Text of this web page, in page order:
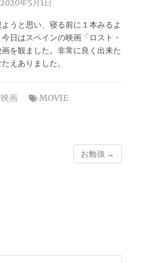
2020年5月1日
うと思い、寝る前に１本みるよ
日はスペインの映画「ロスト・
を観ました。非常に良く出来た
えありました。
映画 MOVIE
お勉強 →